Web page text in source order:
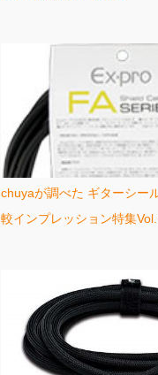
chuyaが調べた ギターシー
較インプレッション特集